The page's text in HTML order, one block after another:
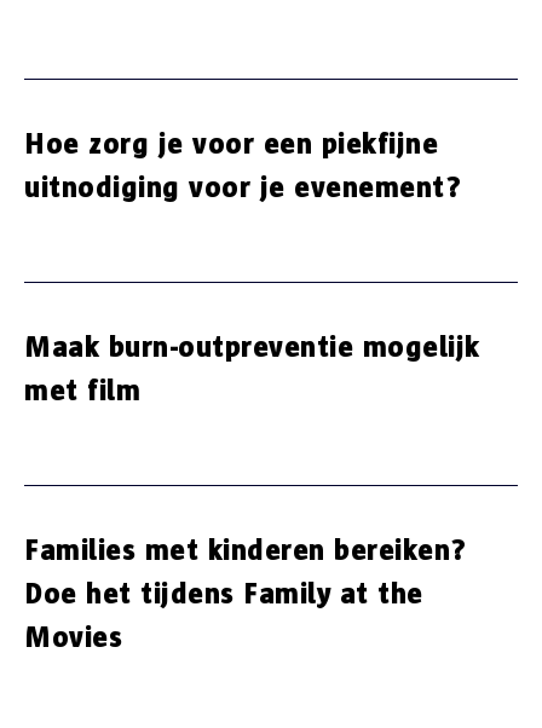
Hoe zorg je voor een piekfijne
uitnodiging voor je evenement?
Maak burn-outpreventie mogelijk
met film
Families met kinderen bereiken?
Doe het tijdens Family at the
Movies